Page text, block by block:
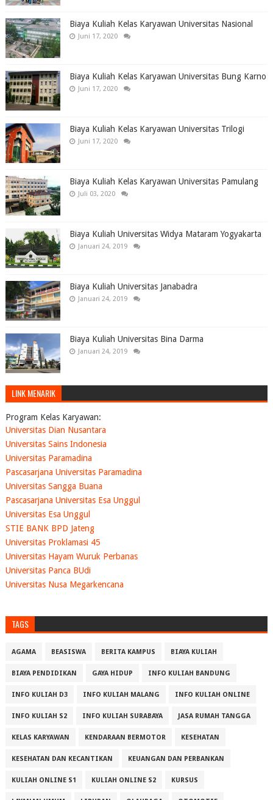
Biaya Kuliah Kelas Karyawan Universitas Nasional
Juni 17, 2020
Biaya Kuliah Kelas Karyawan Universitas Bung Karno
Juni 17, 2020
Biaya Kuliah Kelas Karyawan Universitas Trilogi
Juni 17, 2020
Biaya Kuliah Kelas Karyawan Universitas Pamulang
Juli 03, 2020
Biaya Kuliah Universitas Widya Mataram Yogyakarta
Januari 24, 2019
Biaya Kuliah Universitas Janabadra
Januari 24, 2019
Biaya Kuliah Universitas Bina Darma
Januari 24, 2019
LINK MENARIK
Program Kelas Karyawan:
Universitas Dian Nusantara
Universitas Sains Indonesia
Universitas Paramadina
Pascasarjana Universitas Paramadina
Universitas Sangga Buana
Pascasarjana Universitas Esa Unggul
Universitas Esa Unggul
STIE BANK BPD Jateng
Universitas Proklamasi 45
Universitas Hayam Wuruk Perbanas
Universitas Panca BUdi
Universitas Nusa Megarkencana
TAGS
AGAMA BEASISWA BERITA KAMPUS BIAYA KULIAH
BIAYA PENDIDIKAN GAYA HIDUP INFO KULIAH BANDUNG
INFO KULIAH D3 INFO KULIAH MALANG INFO KULIAH ONLINE
INFO KULIAH S2 INFO KULIAH SURABAYA JASA RUMAH TANGGA
KELAS KARYAWAN KENDARAAN BERMOTOR KESEHATAN
KESEHATAN DAN KECANTIKAN KEUANGAN DAN PERBANKAN
KULIAH ONLINE S1 KULIAH ONLINE S2 KURSUS